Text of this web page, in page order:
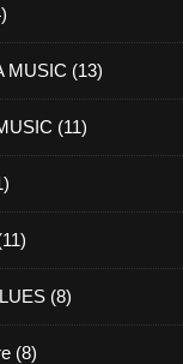
MUSIC (13)
(11)
(8)
(8)